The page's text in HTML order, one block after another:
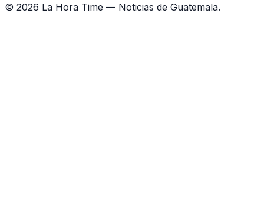
© 2026 La Hora Time — Noticias de Guatemala.